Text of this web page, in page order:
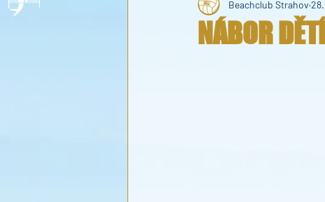
NÁBOR
Beachclub Strahov